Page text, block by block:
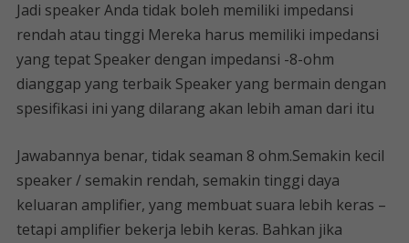
Jadi speaker Anda tidak boleh memiliki impedansi
rendah atau tinggi Mereka harus memiliki impedansi
yang tepat Speaker dengan impedansi -8-ohm
dianggap yang terbaik Speaker yang bermain dengan
spesifikasi ini yang dilarang akan lebih aman dari itu
Jawabannya benar, tidak seaman 8 ohm.Semakin kecil
speaker / semakin rendah, semakin tinggi daya
keluaran amplifier, yang membuat suara lebih keras –
tetapi amplifier bekerja lebih keras. Bahkan jika